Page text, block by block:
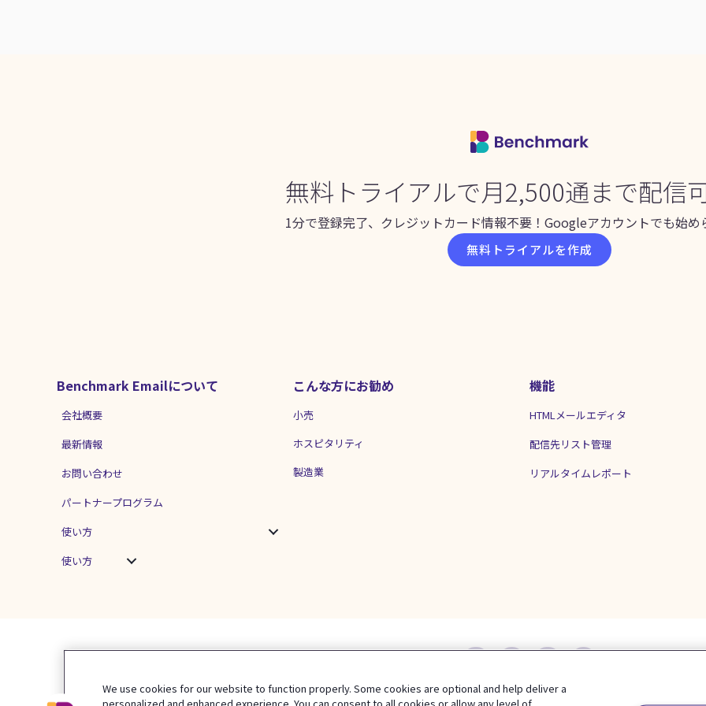
無料トライアルで月2,500通まで配信
1分で登録完了、クレジットカード情報不要！Googleアカウントでも始め
無料トライアルを作成
Benchmark Emailについて
会社概要
最新情報
お問い合わせ
パートナープログラム
使い方
使い方
こんな方にお勧め
小売
ホスピタリティ
製造業
機能
HTMLメールエディタ
配信先リスト管理
リアルタイムレポート
契約条件 プライバシーポリシーCookie 設定
We use cookies for our website to function properly. Some cookies are optional and help deliver a